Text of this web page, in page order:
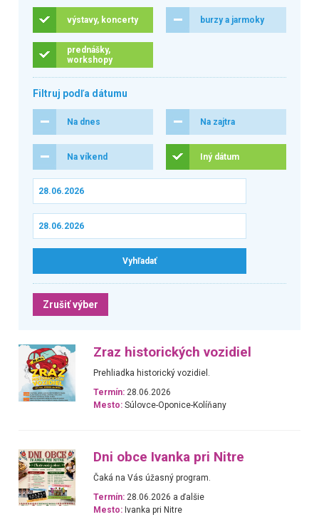
výstavy, koncerty burzy a jarmoky
prednášky,
workshopy
Filtruj podľa dátumu
Na dnes Na zajtra
Na víkend Iný dátum
Zrušiť výber
Zraz historických vozidiel
Prehliadka historický vozidiel.
Termín: 28.06.2026
Mesto: Súlovce-Oponice-Kolíňany
Dni obce Ivanka pri Nitre
Čaká na Vás úžasný program.
Termín: 28.06.2026 a ďalšie
Mesto: Ivanka pri Nitre